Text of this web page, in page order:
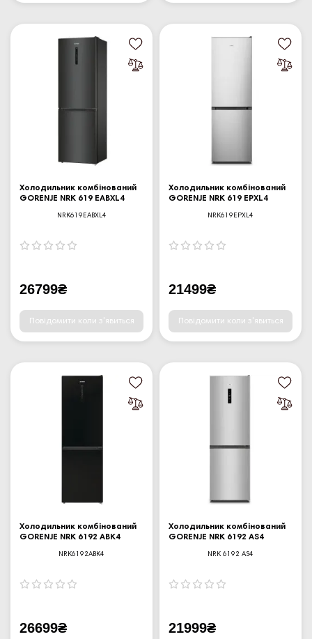
Холодильник комбінований
GORENJE NRK 619 EABXL4
NRK619EABXL4
26799₴
Повідомити коли з'явиться
Холодильник комбінований
GORENJE NRK 619 EPXL4
NRK619EPXL4
21499₴
Повідомити коли з'явиться
Холодильник комбінований
GORENJE NRK 6192 ABK4
NRK6192ABK4
26699₴
Холодильник комбінований
GORENJE NRK 6192 AS4
NRK 6192 AS4
21999₴